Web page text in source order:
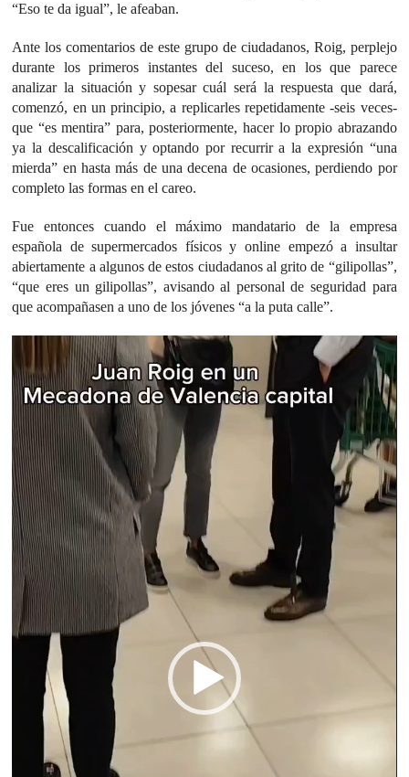
“Eso te da igual”, le afeaban.
Ante los comentarios de este grupo de ciudadanos, Roig, perplejo
durante los primeros instantes del suceso, en los que parece
analizar la situación y sopesar cuál será la respuesta que dará,
comenzó, en un principio, a replicarles repetidamente -seis veces-
que “es mentira” para, posteriormente, hacer lo propio abrazando
ya la descalificación y optando por recurrir a la expresión “una
mierda” en hasta más de una decena de ocasiones, perdiendo por
completo las formas en el careo.
Fue entonces cuando el máximo mandatario de la empresa
española de supermercados físicos y online empezó a insultar
abiertamente a algunos de estos ciudadanos al grito de “gilipollas”,
“que eres un gilipollas”, avisando al personal de seguridad para
que acompañasen a uno de los jóvenes “a la puta calle”.
Reproductor
de
vídeo